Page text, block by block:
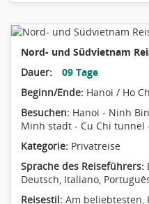
Nord- und Südvietnam
Dauer:
09 Tage
Beginn/Ende: Hanoi / Ho
Besuchen: Hanoi - Ninh
Minh stadt - Cu Chi tunnel
Kategorie: Privatreise
Sprache des Reiseführers:
Deutsch, Italiano,
Reisestil: Am beliebtesten,